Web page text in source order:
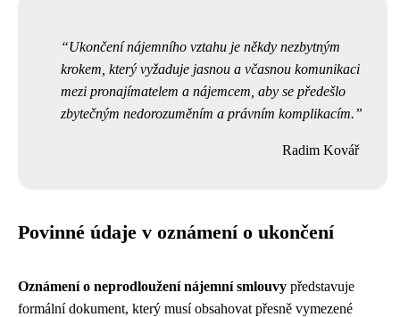
Ukončení nájemního vztahu je někdy nezbytným
krokem, který vyžaduje jasnou a včasnou komunikaci
mezi pronajímatelem a nájemcem, aby se předešlo
zbytečným nedorozuměním a právním komplikacím.
Radim Kovář
Povinné údaje v oznámení o ukončení
Oznámení o neprodloužení nájemní smlouvy představuje
formální dokument, který musí obsahovat přesně vymezené